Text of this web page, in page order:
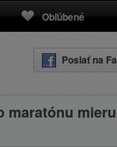
Obľúbené
Poslať na
maratónu